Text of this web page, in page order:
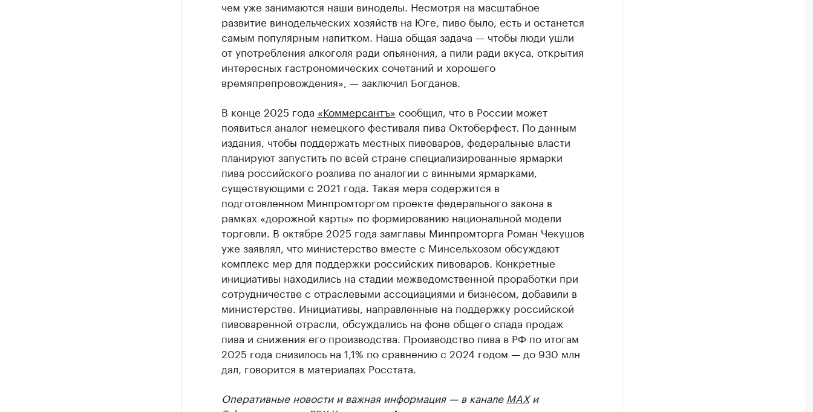
чем уже занимаются наши виноделы. Несмотря на масштабное
развитие винодельческих хозяйств на Юге, пиво было, есть и останется
самым популярным напитком. Наша общая задача — чтобы люди ушли
от употребления алкоголя ради опьянения, а пили ради вкуса, открытия
интересных гастрономических сочетаний и хорошего
времяпрепровождения», — заключил Богданов.
В конце 2025 года «Коммерсантъ» сообщил, что в России может
появиться аналог немецкого фестиваля пива Октоберфест. По данным
издания, чтобы поддержать местных пивоваров, федеральные власти
планируют запустить по всей стране специализированные ярмарки
пива российского розлива по аналогии с винными ярмарками,
существующими с 2021 года. Такая мера содержится в
подготовленном Минпромторгом проекте федерального закона в
рамках «дорожной карты» по формированию национальной модели
торговли. В октябре 2025 года замглавы Минпромторга Роман Чекушов
уже заявлял, что министерство вместе с Минсельхозом обсуждают
комплекс мер для поддержки российских пивоваров. Конкретные
инициативы находились на стадии межведомственной проработки при
сотрудничестве с отраслевыми ассоциациями и бизнесом, добавили в
министерстве. Инициативы, направленные на поддержку российской
пивоваренной отрасли, обсуждались на фоне общего спада продаж
пива и снижения его производства. Производство пива в РФ по итогам
2025 года снизилось на 1,1% по сравнению с 2024 годом — до 930 млн
дал, говорится в материалах Росстата.
Оперативные новости и важная информация — в канале MAXи